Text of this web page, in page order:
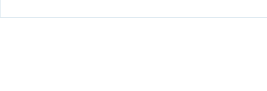
Junior Analyst / Analyst -